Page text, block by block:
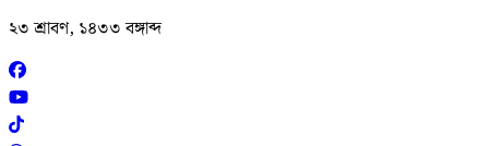
২৩ শ্রাবণ, ১৪৩৩ বঙ্গাব্দ